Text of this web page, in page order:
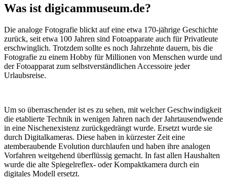
Was ist digicammuseum.de?
Die analoge Fotografie blickt auf eine etwa 170-jährige Geschichte
zurück, seit etwa 100 Jahren sind Fotoapparate auch für Privatleute
erschwinglich. Trotzdem sollte es noch Jahrzehnte dauern, bis die
Fotografie zu einem Hobby für Millionen von Menschen wurde und
der Fotoapparat zum selbstverständlichen Accessoire jeder
Urlaubsreise.
Um so überraschender ist es zu sehen, mit welcher Geschwindigkeit
die etablierte Technik in wenigen Jahren nach der Jahrtausendwende
in eine Nischenexistenz zurückgedrängt wurde. Ersetzt wurde sie
durch Digitalkameras. Diese haben in kürzester Zeit eine
atemberaubende Evolution durchlaufen und haben ihre analogen
Vorfahren weitgehend überflüssig gemacht. In fast allen Haushalten
wurde die alte Spiegelreflex- oder Kompaktkamera durch ein
digitales Modell ersetzt.